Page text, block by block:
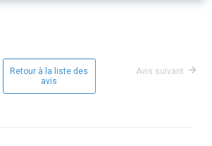
Retour à la liste des
avis
Avis suivant